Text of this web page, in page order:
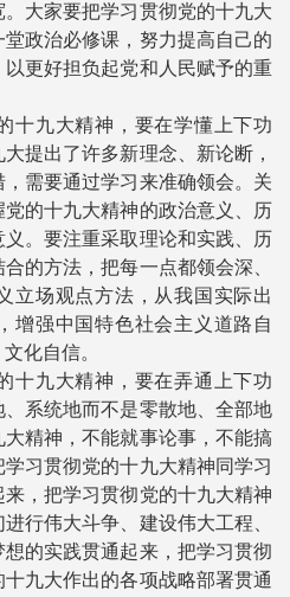
大家要把学习贯彻党的十九大
政治必修课，努力提高自己的
更好担负起党和人民赋予的重
十九大精神，要在学懂上下功
提出了许多新理念、新论断，
需要通过学习来准确领会。关
的十九大精神的政治意义、历
。要注重采取理论和实践、历
的方法，把每一点都领会深、
立场观点方法，从我国实际出
增强中国特色社会主义道路自
化自信。
十九大精神，要在弄通上下功
系统地而不是零散地、全部地
精神，不能就事论事，不能搞
习贯彻党的十九大精神同学习
，把学习贯彻党的十九大精神
行伟大斗争、建设伟大工程、
的实践贯通起来，把学习贯彻
九大作出的各项战略部署贯通